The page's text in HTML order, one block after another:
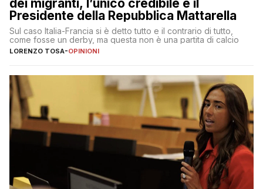
dei migranti, l’unico credibile è il
Presidente della Repubblica Mattarella
Sul caso Italia-Francia si è detto tutto e il contrario di tutto,
come fosse un derby, ma questa non è una partita di calcio
LORENZO TOSA-OPINIONI